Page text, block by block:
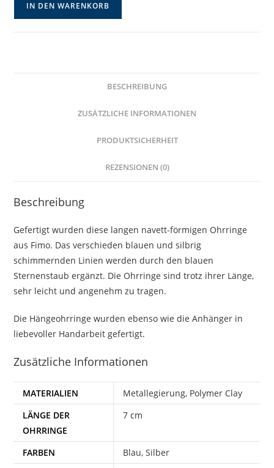
IN DEN WARENKORB
BESCHREIBUNG
ZUSÄTZLICHE INFORMATIONEN
PRODUKTSICHERHEIT
REZENSIONEN (0)
Beschreibung
Gefertigt wurden diese langen navett-förmigen Ohrringe
aus Fimo. Das verschieden blauen und silbrig
schimmernden Linien werden durch den blauen
Sternenstaub ergänzt. Die Ohrringe sind trotz ihrer Länge,
sehr leicht und angenehm zu tragen.
Die Hängeohrringe wurden ebenso wie die Anhänger in
liebevoller Handarbeit gefertigt.
Zusätzliche Informationen
MATERIALIEN
Metallegierung, Polymer Clay
LÄNGE DER
OHRRINGE
7 cm
FARBEN
Blau, Silber